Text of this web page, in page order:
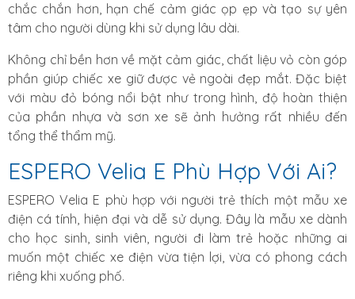
chắc chắn hơn, hạn chế cảm giác ọp ẹp và tạo sự yên
tâm cho người dùng khi sử dụng lâu dài.
Không chỉ bền hơn về mặt cảm giác, chất liệu vỏ còn góp
phần giúp chiếc xe giữ được vẻ ngoài đẹp mắt. Đặc biệt
với màu đỏ bóng nổi bật như trong hình, độ hoàn thiện
của phần nhựa và sơn xe sẽ ảnh hưởng rất nhiều đến
tổng thể thẩm mỹ.
ESPERO Velia E Phù Hợp Với Ai?
ESPERO Velia E phù hợp với người trẻ thích một mẫu xe
điện cá tính, hiện đại và dễ sử dụng. Đây là mẫu xe dành
cho học sinh, sinh viên, người đi làm trẻ hoặc những ai
muốn một chiếc xe điện vừa tiện lợi, vừa có phong cách
riêng khi xuống phố.